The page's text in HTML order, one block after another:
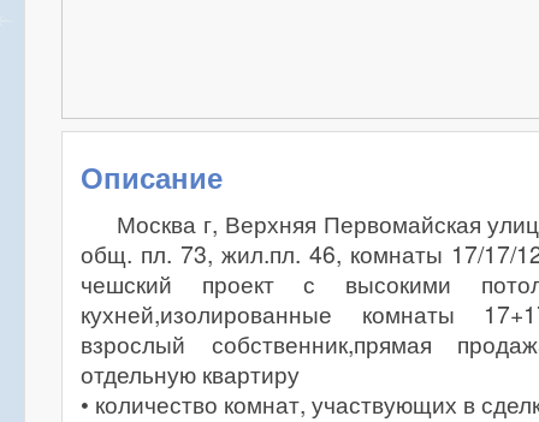
Описание
Москва г, Верхняя Первомайская
общ. пл. 73, жил.пл. 46, комнаты 17/17/
чешский проект с высокими
кухней,изолированные комнаты
взрослый собственник,прямая
отдельную квартиру
• количество комнат, участвующих в